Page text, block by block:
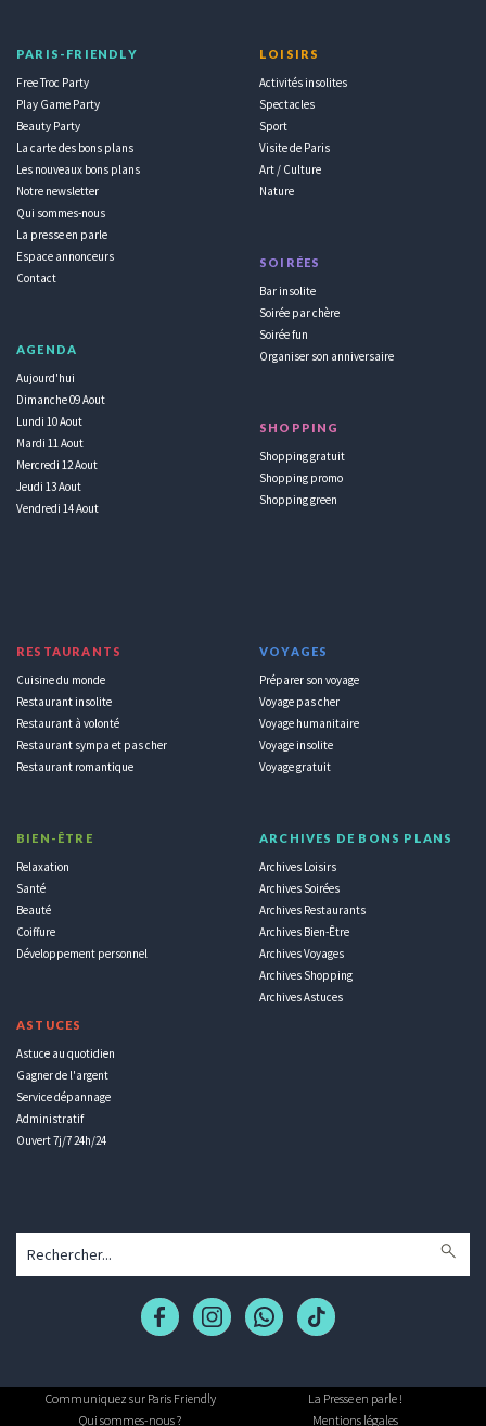
PARIS-FRIENDLY
Free Troc Party
Play Game Party
Beauty Party
La carte des bons plans
Les nouveaux bons plans
Notre newsletter
Qui sommes-nous
La presse en parle
Espace annonceurs
Contact
AGENDA
Aujourd'hui
Dimanche 09 Aout
Lundi 10 Aout
Mardi 11 Aout
Mercredi 12 Aout
Jeudi 13 Aout
Vendredi 14 Aout
LOISIRS
Activités insolites
Spectacles
Sport
Visite de Paris
Art / Culture
Nature
SOIRÉES
Bar insolite
Soirée par chère
Soirée fun
Organiser son anniversaire
SHOPPING
Shopping gratuit
Shopping promo
Shopping green
RESTAURANTS
Cuisine du monde
Restaurant insolite
Restaurant à volonté
Restaurant sympa et pas cher
Restaurant romantique
BIEN-ÊTRE
Relaxation
Santé
Beauté
Coiffure
Développement personnel
ASTUCES
Astuce au quotidien
Gagner de l'argent
Service dépannage
Administratif
Ouvert 7j/7 24h/24
VOYAGES
Préparer son voyage
Voyage pas cher
Voyage humanitaire
Voyage insolite
Voyage gratuit
ARCHIVES DE BONS PLANS
Archives Loisirs
Archives Soirées
Archives Restaurants
Archives Bien-Être
Archives Voyages
Archives Shopping
Archives Astuces
Communiquez sur Paris Friendly
La Presse en parle !
Qui sommes-nous ?
Mentions légales